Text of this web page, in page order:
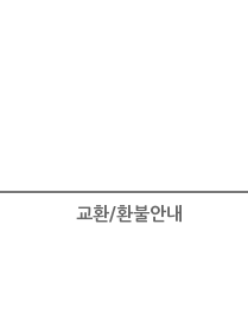
교환/환불안내